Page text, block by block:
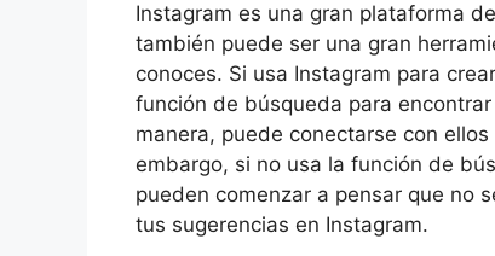
Instagram es una gran plataforma
también puede ser una gran
conoces. Si usa Instagram para
función de búsqueda para
manera, puede conectarse con
embargo, si no usa la función de
pueden comenzar a pensar que no
tus sugerencias en Instagram.